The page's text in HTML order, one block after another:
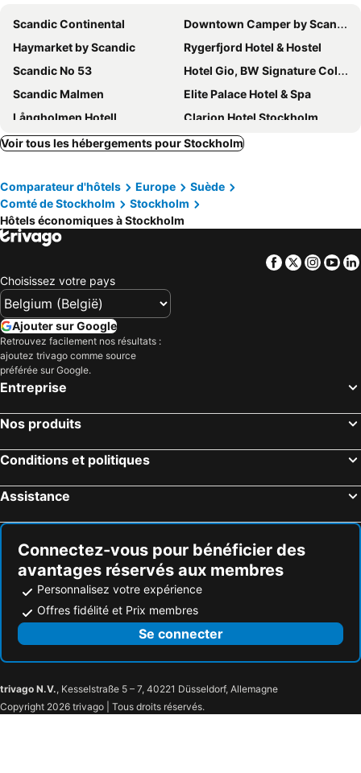
Scandic Continental
Downtown Camper by Scandic
Haymarket by Scandic
Rygerfjord Hotel & Hostel
Scandic No 53
Hotel Gio, BW Signature Collection
Scandic Malmen
Elite Palace Hotel & Spa
Långholmen Hotell
Clarion Hotel Stockholm
STF Hotel Zinkensdamm
Hotel C Stockholm
Castle House Inn
Scandic Go Sankt Eriksgatan 20
Sheraton Stockholm Hotel
Scandic Grand Central
Radisson Blu Royal Viking Hotel, Stockholm
Clarion Hotel Amaranten
Scandic Södra Kajen
ProfilHotels Riddargatan
Corner Hotel
Courtyard by Marriott Stockholm Kungsholmen
Crystal Plaza Hotel
Hotel Kungsträdgården
AC Hotel Stockholm Ulriksdal
Best Western Kom Hotel Stockholm
Ariston Hotell
Best Western Hotel at 108
Elite Hotel Stockholm Plaza
Mornington Hotel Stockholm City
Scandic Skärholmen
Birka Hotel
Hotel Hotorget, BW Signature Collection
Stockholm Inn Hotel
Queen's Hotel by First Hotels
Bob W Stockholm Norrmalm
Rex Hotel
Voir tous les hébergements pour Stockholm
Comparateur d'hôtels Europe
Suède
Comté de Stockholm
Stockholm
Hôtels économiques à Stockholm
Facebook
Twitter
Choisissez votre pays
Ajouter sur Google
Retrouvez facilement nos résultats :
ajoutez trivago comme source
préférée sur Google.
Entreprise
Nos produits
Conditions et politiques
Assistance
Connectez-vous pour bénéficier des
avantages réservés aux membres
Personnalisez votre expérience
Offres fidélité et Prix membres
Se connecter
trivago N.V., Kesselstraße 5 – 7, 40221 Düsseldorf, Allemagne
Copyright 2026 trivago | Tous droits réservés.